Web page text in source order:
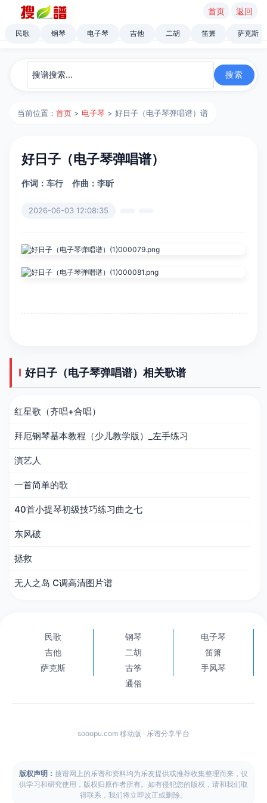
首页 返回
民歌 钢琴 电子琴 吉他 二胡 笛箫 萨克斯
当前位置：首页 > 电子琴 > 好日子（电子琴弹唱谱）谱
好日子（电子琴弹唱谱）
作词：车行 作曲：李昕
2026-06-03 12:08:35
好日子（电子琴弹唱谱）相关歌谱
红星歌（齐唱+合唱）
拜厄钢琴基本教程（少儿教学版）_左手练习
演艺人
一首简单的歌
40首小提琴初级技巧练习曲之七
东风破
拯救
无人之岛 C调高清图片谱
民歌 钢琴
电子琴
吉他
二胡
笛箫
萨克斯
古筝
手风琴
通俗
sooopu.com 移动版 · 乐谱分享平台
版权声明： 搜谱网上的乐谱和资料均为乐友提供或推荐收集整理而来，仅
供学习和研究使用，版权归原作者所有。如有侵犯您的版权，请和我们取
得联系，我们将立即改正或删除。